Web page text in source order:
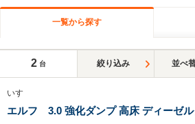
一覧から探す
2 台 絞り込み 並べ
いすゞ
エルフ 3.0 強化ダンプ 高床 ディーゼ